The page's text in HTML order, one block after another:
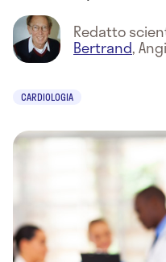
Redatto
Bertrand,
CARDIOLOGIA